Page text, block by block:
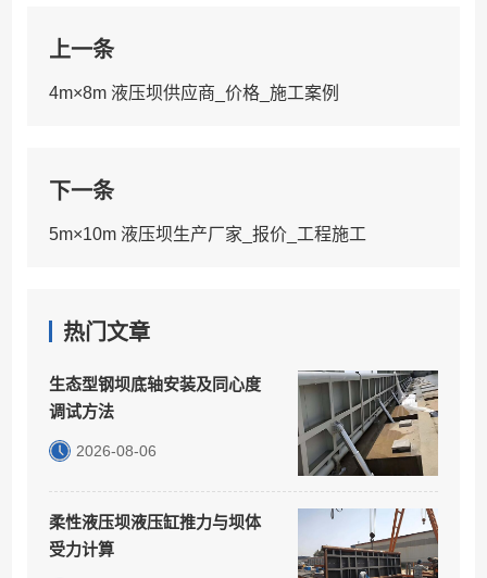
上一条
4m×8m 液压坝供应商_价格_施工案例
下一条
5m×10m 液压坝生产厂家_报价_工程施工
热门文章
生态型钢坝底轴安装及同心度
调试方法
2026-08-06
柔性液压坝液压缸推力与坝体
受力计算